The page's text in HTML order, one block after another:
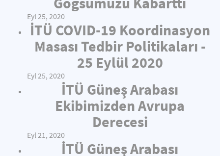
Eyl 25, 2020
İTÜ COVID-19 Koordinasyon
Masası Tedbir Politikaları -
25 Eylül 2020
Eyl 25, 2020
İTÜ Güneş Arabası
Ekibimizden Avrupa
Derecesi
Eyl 21, 2020
İTÜ Güneş Arabası